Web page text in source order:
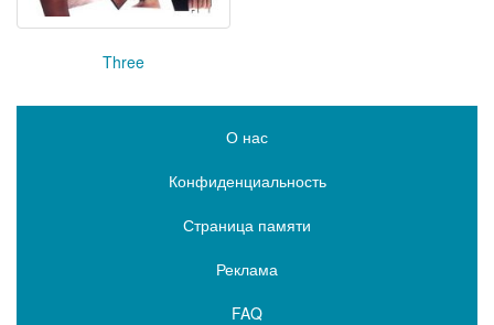
Three
О нас
Конфиденциальность
Страница памяти
Реклама
FAQ